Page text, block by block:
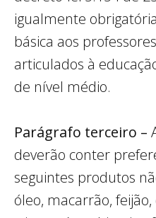
igualmente
básica aos
articulados à
de nível médio.
Parágrafo terceiro –
deverão conter
seguintes produtos
óleo, macarrão,